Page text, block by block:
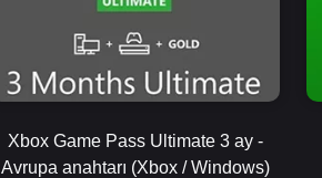
Xbox Game Pass Ultimate 3 ay -
Avrupa anahtarı (Xbox / Windows)